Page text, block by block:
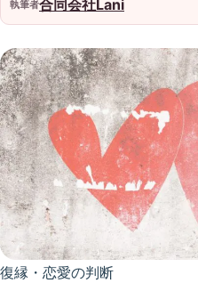
執筆者合同会社Lani
復縁・恋愛の判断